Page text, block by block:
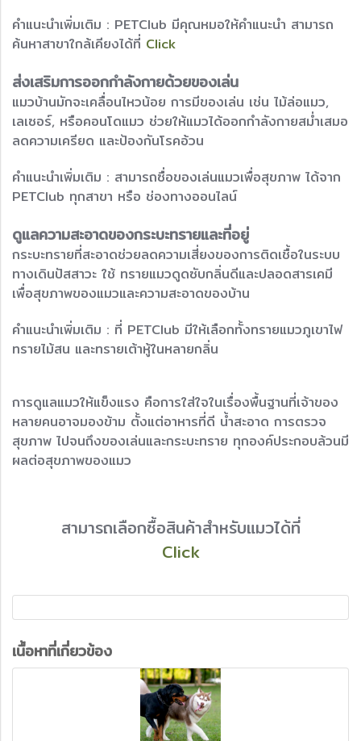
คำแนะนำเพิ่มเติม : PETClub มีคุณหมอให้คำแนะนำ สามารถ
ค้นหาสาขาใกล้เคียงได้ที่ Click
ส่งเสริมการออกกำลังกายด้วยของเล่น
แมวบ้านมักจะเคลื่อนไหวน้อย การมีของเล่น เช่น ไม้ล่อแมว,
เลเซอร์, หรือคอนโดแมว ช่วยให้แมวได้ออกกำลังกายสม่ำเสมอ
ลดความเครียด และป้องกันโรคอ้วน
คำแนะนำเพิ่มเติม : สามารถซื่อของเล่นแมวเพื่อสุขภาพ ได้จาก
PETClub ทุกสาขา หรือ ช่องทางออนไลน์
ดูแลความสะอาดของกระบะทรายและที่อยู่
กระบะทรายที่สะอาดช่วยลดความเสี่ยงของการติดเชื้อในระบบ
ทางเดินปัสสาวะ ใช้ ทรายแมวดูดซับกลิ่นดีและปลอดสารเคมี
เพื่อสุขภาพของแมวและความสะอาดของบ้าน
คำแนะนำเพิ่มเติม : ที่ PETClub มีให้เลือกทั้งทรายแมวภูเขาไฟ
ทรายไม้สน และทรายเต้าหู้ในหลายกลิ่น
การดูแลแมวให้แข็งแรง คือการใส่ใจในเรื่องพื้นฐานที่เจ้าของ
หลายคนอาจมองข้าม ตั้งแต่อาหารที่ดี น้ำสะอาด การตรวจ
สุขภาพ ไปจนถึงของเล่นและกระบะทราย ทุกองค์ประกอบล้วนมี
ผลต่อสุขภาพของแมว
สามารถเลือกซื้อสินค้าสำหรับแมวได้ที่
Click
เนื้อหาที่เกี่ยวข้อง